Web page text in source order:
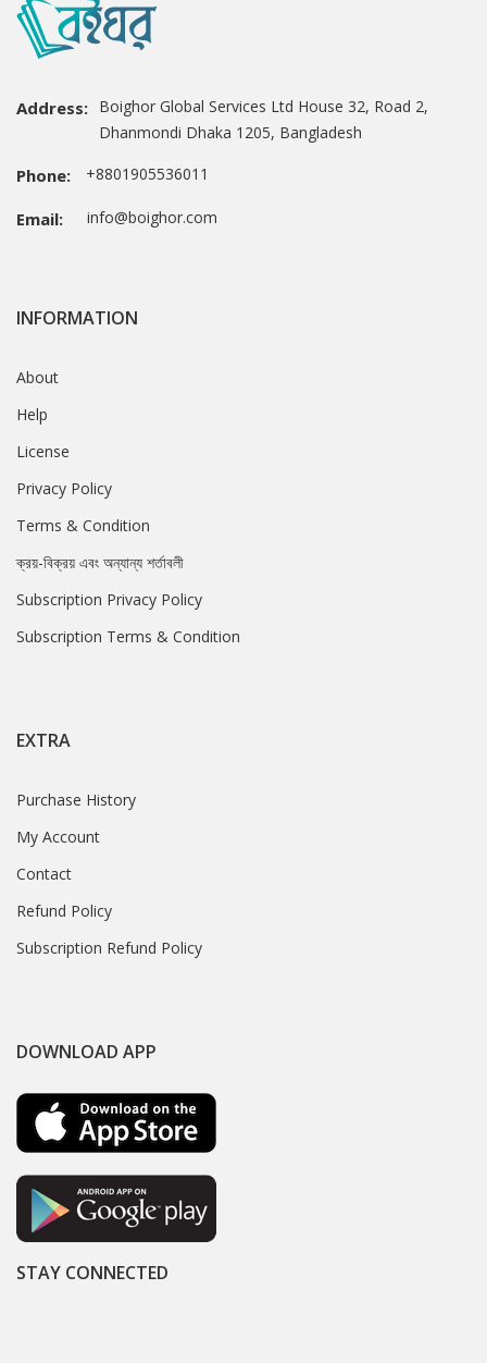
Address: Boighor Global Services Ltd House 32, Road 2,
Dhanmondi Dhaka 1205, Bangladesh
Phone: +8801905536011
Email: info@boighor.com
INFORMATION
About
Help
License
Privacy Policy
Terms & Condition
ক্রয়-বিক্রয় এবং অন্যান্য শর্তাবলী
Subscription Privacy Policy
Subscription Terms & Condition
EXTRA
Purchase History
My Account
Contact
Refund Policy
Subscription Refund Policy
DOWNLOAD APP
STAY CONNECTED